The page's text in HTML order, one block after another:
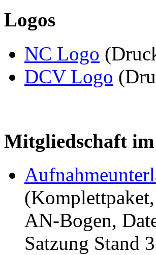
Logos
NC Logo
DCV Logo
Mitgliedschaft im
AN-Bogen,
Satzung Stand